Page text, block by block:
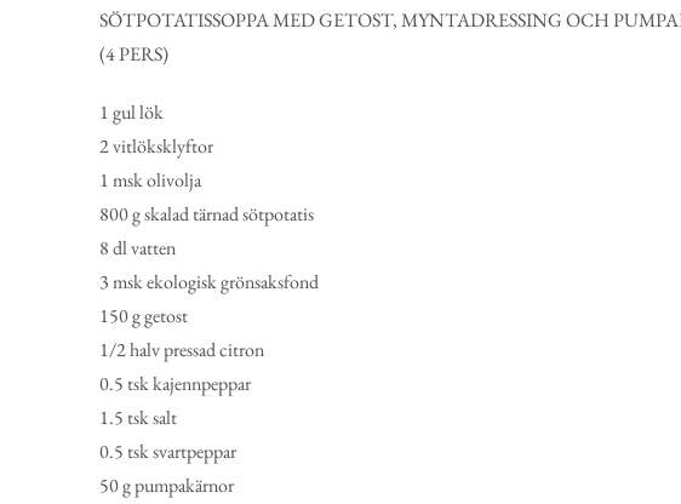
SÖTPOTATISSOPPA MED GETOST, MYNTADRESSING OCH
(4 PERS)
1gul lök
2vitlöksklyftor
1 mskolivolja
800 gskalad tärnad sötpotatis
8 dlvatten
3 mskekologiskgrönsaksfond
150 ggetost
1/2 halv pressad citron
0.5 tskkajennpeppar
1.5 tsksalt
0.5 tsksvartpeppar
50 gpumpakärnor